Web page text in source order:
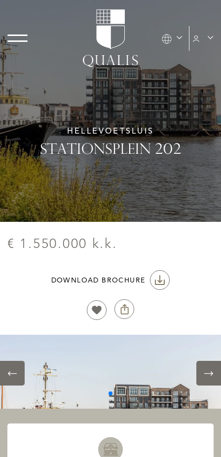
HELLEVOETSLUIS
STATIONSPLEIN 202
€ 1.550.000 k.k.
DOWNLOAD BROCHURE